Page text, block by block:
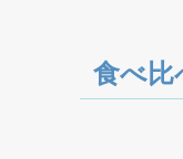
食べ比